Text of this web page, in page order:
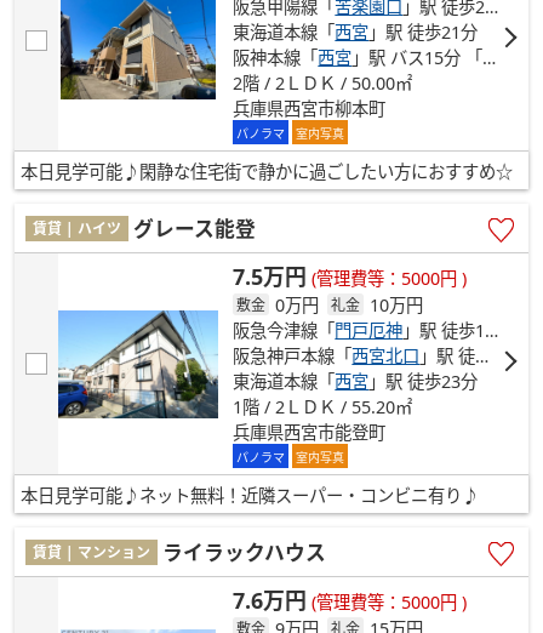
阪急甲陽線「苦楽園口 」駅 徒歩21分
東海道本線「西宮 」駅 徒歩21分
阪神本線「西宮 」駅 バス15分 「市民運動場前」 停歩4分
2階 / 2ＬＤＫ / 50.00㎡
兵庫県西宮市柳本町
パノラマ 室内写真
本日見学可能♪閑静な住宅街で静かに過ごしたい方におすすめ☆
賃貸 | ハイツ グレース能登
7.5万円 (管理費等：5000円 )
敷金 0万円 礼金 10万円
阪急今津線「 門戸厄神 」駅 徒歩14分
阪急神戸本線「西宮北口 」駅 徒歩17分
東海道本線「西宮 」駅 徒歩23分
1階 / 2ＬＤＫ / 55.20㎡
兵庫県西宮市能登町
パノラマ 室内写真
本日見学可能♪ネット無料！近隣スーパー・コンビニ有り♪
賃貸 | マンション ライラックハウス
7.6万円 (管理費等：5000円 )
敷金 礼金